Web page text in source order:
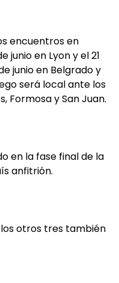
encuentros en
junio en Lyon y el 21
junio en Belgrado y
será local ante los
Formosa y San Juan.
en la fase final de la
anfitrión.
otros tres también